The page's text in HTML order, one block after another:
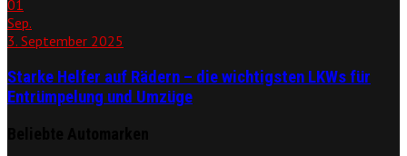
01
Sep.
3. September 2025
Starke Helfer auf Rädern – die wichtigsten LKWs für
Entrümpelung und Umzüge